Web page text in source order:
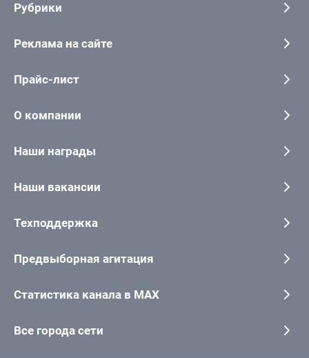
Рубрики
Реклама на сайте
Прайс-лист
О компании
Наши награды
Наши вакансии
Техподдержка
Предвыборная агитация
Статистика канала в MAX
Все города сети